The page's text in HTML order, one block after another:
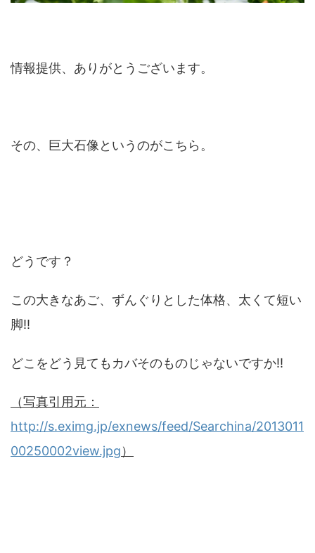
情報提供、ありがとうございます。
その、巨大石像というのがこちら。
どうです？
この大きなあご、ずんぐりとした体格、太くて短い
脚!!
どこをどう見てもカバそのものじゃないですか!!
（写真引用元：
http://s.eximg.jp/exnews/feed/Searchina/2013011
00250002view.jpg）